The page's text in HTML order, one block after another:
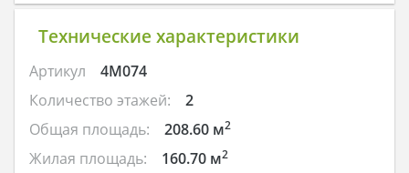
Технические характеристики
Артикул
4M074
Количество этажей:
2
Общая площадь:
208.60 м2
Жилая площадь: 160.70 м2